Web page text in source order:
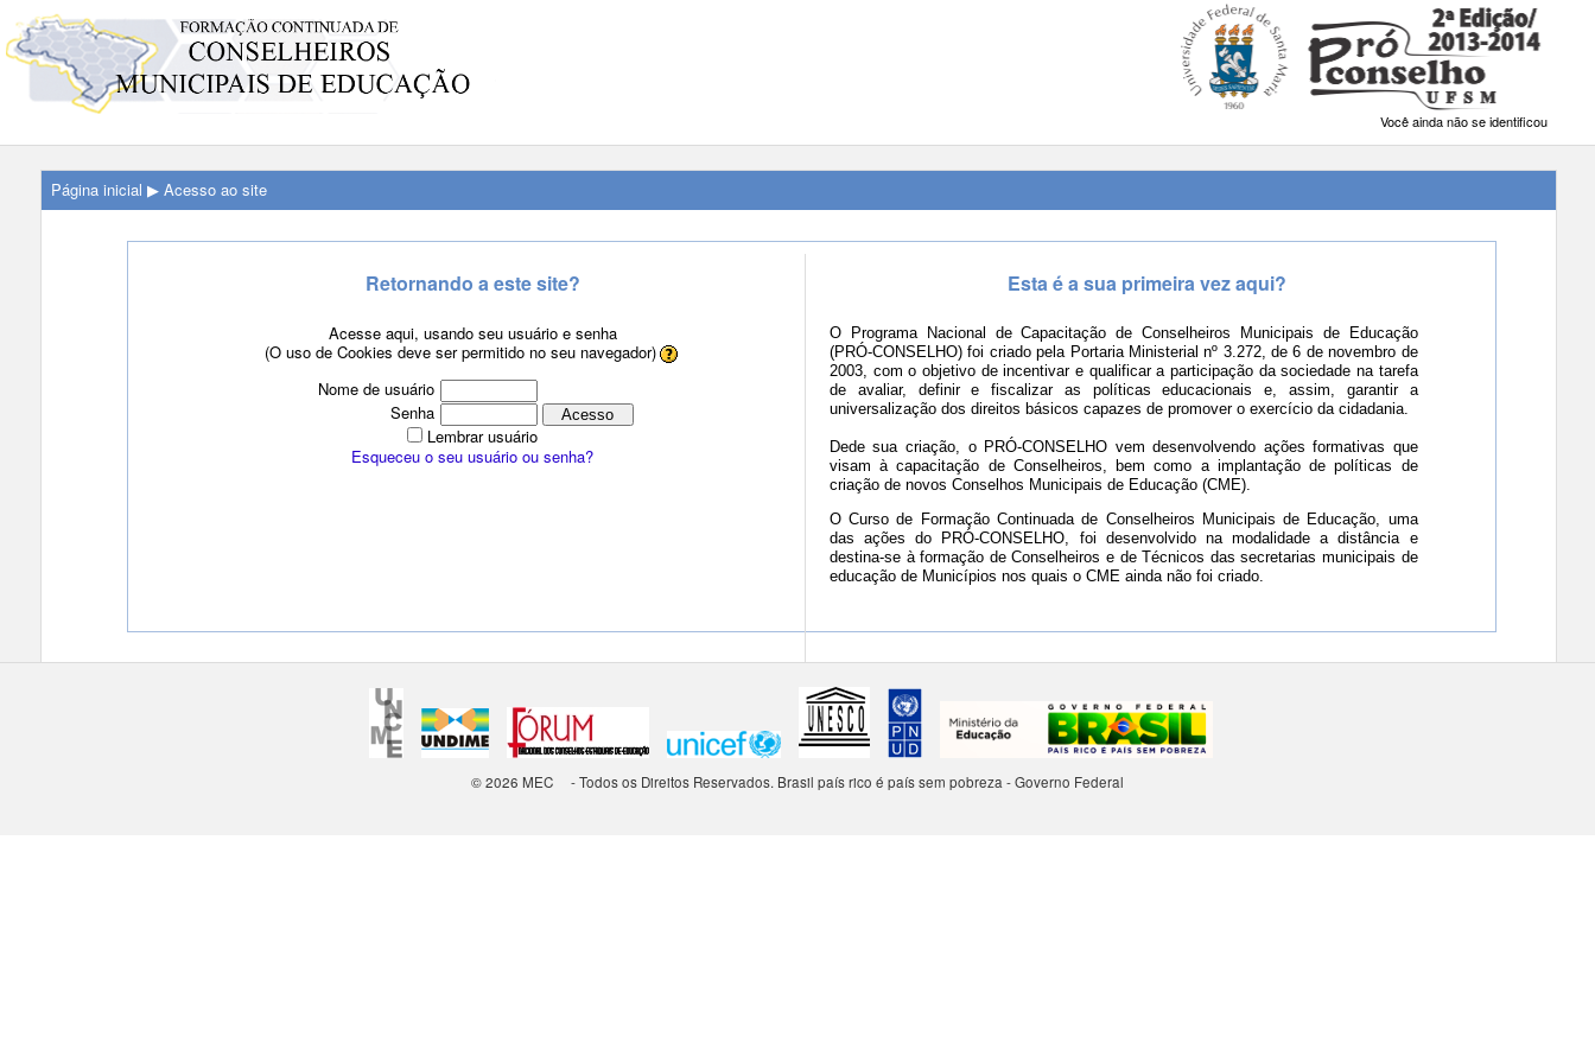
Você ainda não se identificou
Página inicial ▶ Acesso ao site
Retornando a este site?
Acesse aqui, usando seu usuário e senha
(O uso de Cookies deve ser permitido no seu navegador)
Nome de usuário
Senha
Lembrar usuário
Esqueceu o seu usuário ou senha?
Esta é a sua primeira vez aqui?
O Programa Nacional de Capacitação de Conselheiros Municipais de Educação
(PRÓ-CONSELHO) foi criado pela Portaria Ministerial nº 3.272, de 6 de novembro de
2003, com o objetivo de incentivar e qualificar a participação da sociedade na tarefa
de avaliar, definir e fiscalizar as políticas educacionais e, assim, garantir a
universalização dos direitos básicos capazes de promover o exercício da cidadania.
Dede sua criação, o PRÓ-CONSELHO vem desenvolvendo ações formativas que
visam à capacitação de Conselheiros, bem como a implantação de políticas de
criação de novos Conselhos Municipais de Educação (CME).
O Curso de Formação Continuada de Conselheiros Municipais de Educação, uma
das ações do PRÓ-CONSELHO, foi desenvolvido na modalidade a distância e
destina-se à formação de Conselheiros e de Técnicos das secretarias municipais de
educação de Municípios nos quais o CME ainda não foi criado.
© 2026 MEC - Todos os Direitos Reservados. Brasil país rico é país sem pobreza - Governo Federal